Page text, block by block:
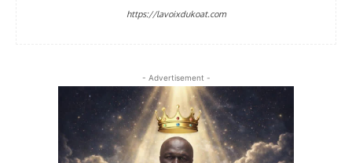
https://lavoixdukoat.com
- Advertisement -